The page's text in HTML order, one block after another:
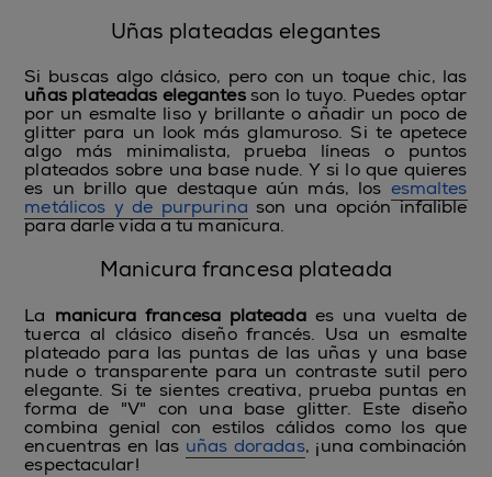
Uñas plateadas elegantes
Si buscas algo clásico, pero con un toque chic, las
uñas plateadas elegantesson lo tuyo. Puedes optar
por un esmalte liso y brillante o añadir un poco de
glitter para un look más glamuroso. Si te apetece
algo más minimalista, prueba líneas o puntos
plateados sobre una base nude. Y si lo que quieres
es un brillo que destaque aún más, los esmaltes
metálicos y de purpurina son una opción infalible
para darle vida a tu manicura.
Manicura francesa plateada
La manicura francesa plateadaes una vuelta de
tuerca al clásico diseño francés. Usa un esmalte
plateado para las puntas de las uñas y una base
nude o transparente para un contraste sutil pero
elegante. Si te sientes creativa, prueba puntas en
forma de "V" con una base glitter. Este diseño
combina genial con estilos cálidos como los que
encuentras en las uñas doradas, ¡una combinación
espectacular!